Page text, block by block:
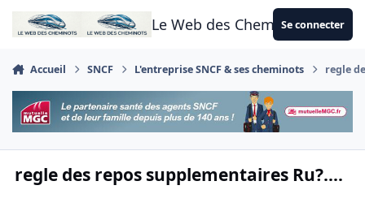
Aller au contenu
Le Web des CheminotsSe connecter
Accueil SNCF L'entreprise SNCF & ses cheminots regle
regle des repos supplementaires Ru?....